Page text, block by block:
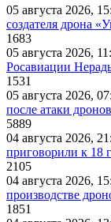
05 августа 2026,
создателя дрона
1683
05 августа 2026,
Росавиации
1531
05 августа 2026,
после атаки
5889
04 августа 2026,
приговорили к 18
2105
04 августа 2026,
производстве
1851